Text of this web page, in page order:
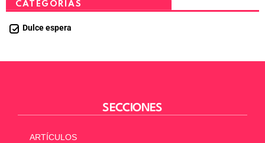
CATEGORÍAS
Dulce espera
SECCIONES
ARTÍCULOS